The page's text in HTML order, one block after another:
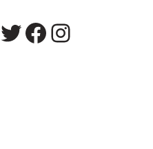
Twitter
Facebook
Instagram